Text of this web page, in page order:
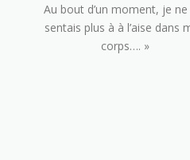
Au bout d’un moment, je
sentais plus à à l’aise dans
corps…. »